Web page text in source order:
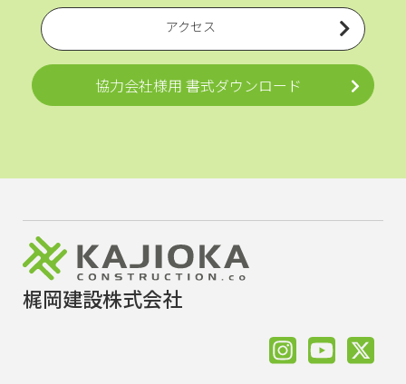
アクセス
協力会社様用 書式ダウンロード
梶岡建設株式会社